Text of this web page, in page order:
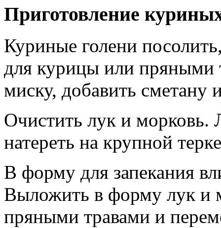
Приготовление
Куриные голени
для курицы или пряными
миску, добавить сметану
Очистить лук и морковь.
натереть на крупной
В форму для запекания
Выложить в форму лук и
пряными травами и